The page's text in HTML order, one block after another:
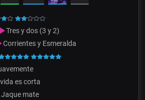
Tres y dos (3 y 2)
Corrientes y Esmeralda
es corta
Jaque mate